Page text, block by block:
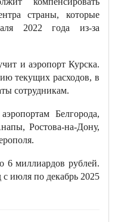
страны, которые
2022 года из-за
и аэропорт Курска.
текущих расходов, в
сотрудникам.
Белгорода,
Ростова-на-Дону,
6 миллиардов рублей.
июля по декабрь 2025